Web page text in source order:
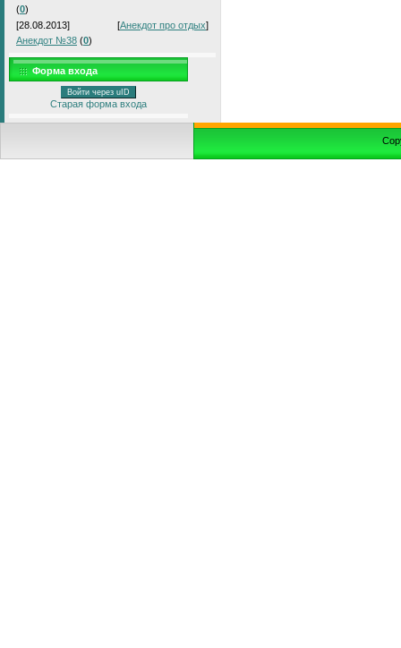
(0)
[28.08.2013]
[Анекдот про отдых]
Анекдот №38 (0)
Форма входа
Войти через uID
Старая форма входа